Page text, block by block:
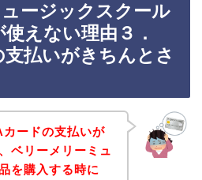
ージックスクール
えない理由３．
支払いがきちんとさ
ードの支払いが
ベリーメリーミュ
を購入する時に